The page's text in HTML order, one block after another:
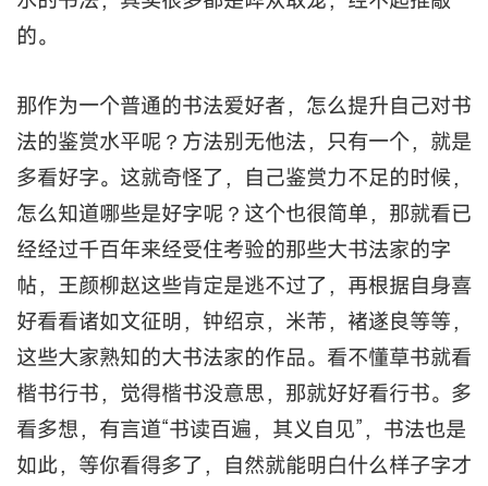
的。
那作为一个普通的书法爱好者，怎么提升自己对书
法的鉴赏水平呢？方法别无他法，只有一个，就是
多看好字。这就奇怪了，自己鉴赏力不足的时候，
怎么知道哪些是好字呢？这个也很简单，那就看已
经经过千百年来经受住考验的那些大书法家的字
帖，王颜柳赵这些肯定是逃不过了，再根据自身喜
好看看诸如文征明，钟绍京，米芾，褚遂良等等，
这些大家熟知的大书法家的作品。看不懂草书就看
楷书行书，觉得楷书没意思，那就好好看行书。多
看多想，有言道“书读百遍，其义自见”，书法也是
如此，等你看得多了，自然就能明白什么样子字才